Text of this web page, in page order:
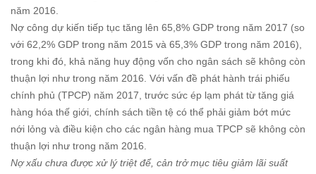
năm 2016.
Nợ công dự kiến tiếp tục tăng lên 65,8% GDP trong năm 2017 (so
với 62,2% GDP trong năm 2015 và 65,3% GDP trong năm 2016),
trong khi đó, khả năng huy động vốn cho ngân sách sẽ không còn
thuận lợi như trong năm 2016. Với vấn đề phát hành trái phiếu
chính phủ (TPCP) năm 2017, trước sức ép lạm phát từ tăng giá
hàng hóa thế giới, chính sách tiền tệ có thể phải giảm bớt mức
nới lỏng và điều kiện cho các ngân hàng mua TPCP sẽ không còn
thuận lợi như trong năm 2016.
Nợ xấu chưa được xử lý triệt để, cản trở mục tiêu giảm lãi suất